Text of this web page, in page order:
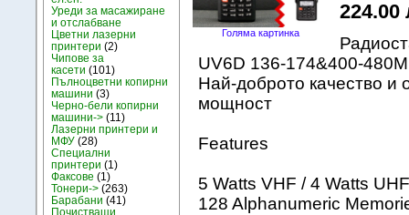
Уреди за масажиране
и отслабване
Цветни лазерни
принтери (2)
Чипове за
касети (101)
Пълноцветни копирни
машини (3)
Черно-бели копирни
машини-> (11)
Лазерни принтери и
МФУ (28)
Специални
принтери (1)
Факсове (1)
Тонери-> (263)
Барабани (41)
Почистващи
Голяма картинка
224.00
UV6D 136-174&400-
Най-доброто качество и
мощност
Features
5 Watts VHF / 4 Watts
128 Alphanumeric